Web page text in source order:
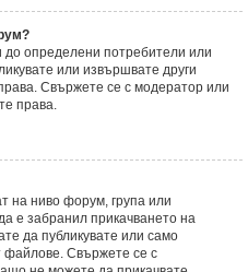
определени потребители или
или извършвате други
Свържете се с модератор или
права.
на ниво форум, група или
е забранил прикачването на
да публикувате или само
файлове. Свържете се с